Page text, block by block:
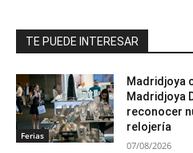
TE PUEDE INTERESAR
Ferias
Madridjoya
Madridjoya
reconocer
relojería
07/08/2026